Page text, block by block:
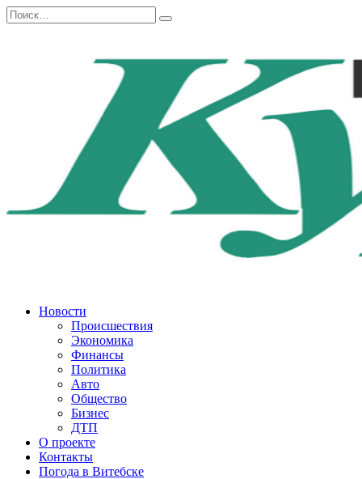
Перейти
к
Search
for:
Новости
Происшествия
Экономика
Финансы
Политика
Авто
Общество
Бизнес
ДТП
О проекте
Контакты
Погода в Витебске